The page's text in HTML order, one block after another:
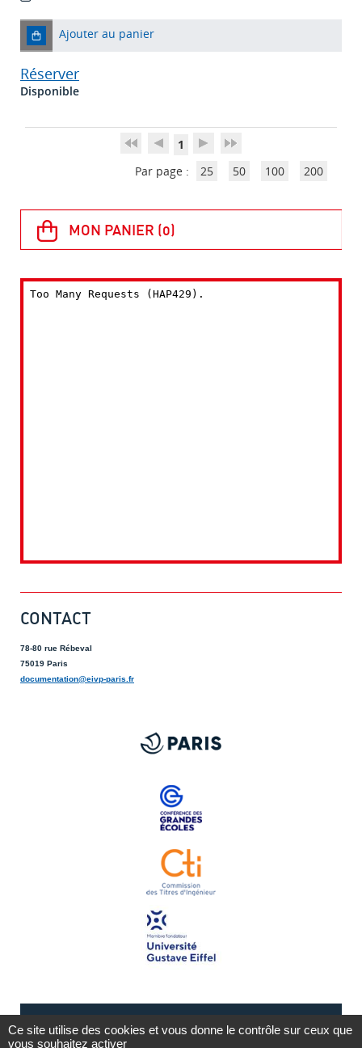
Ajouter au panier
Réserver
Disponible
1
Par page :
25 50 100 200
CONTACT
78-80 rue Rébeval
75019 Paris
documentation@eivp-paris.fr
Ce site utilise des cookies et vous donne le contrôle sur ceux que
vous souhaitez activer